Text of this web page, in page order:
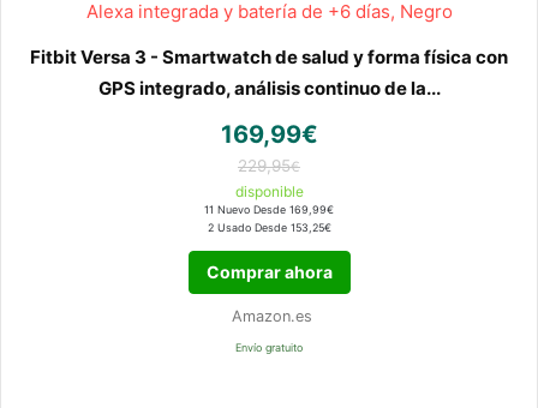
Fitbit Versa 3 - Smartwatch de salud y forma física con
GPS integrado, análisis continuo de la...
169,99€
229,95€
disponible
11 Nuevo Desde 169,99€
2 Usado Desde 153,25€
Comprar ahora
Amazon.es
Envío gratuito